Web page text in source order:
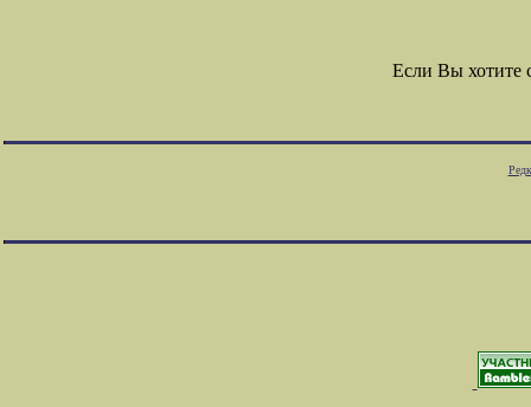
Если Вы хотите